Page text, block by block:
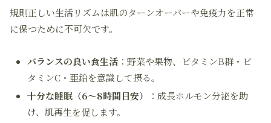
規則正しい生活リズムは肌のターンオーバーや免疫力を正常
に保つために不可欠です。
バランスの良い食生活 ：野菜や果物、ビタミンB群・ビ
タミンC・亜鉛を意識して摂る。
十分な睡眠（6～8時間目安）
：成長ホルモン分泌を助
け、肌再生を促します。